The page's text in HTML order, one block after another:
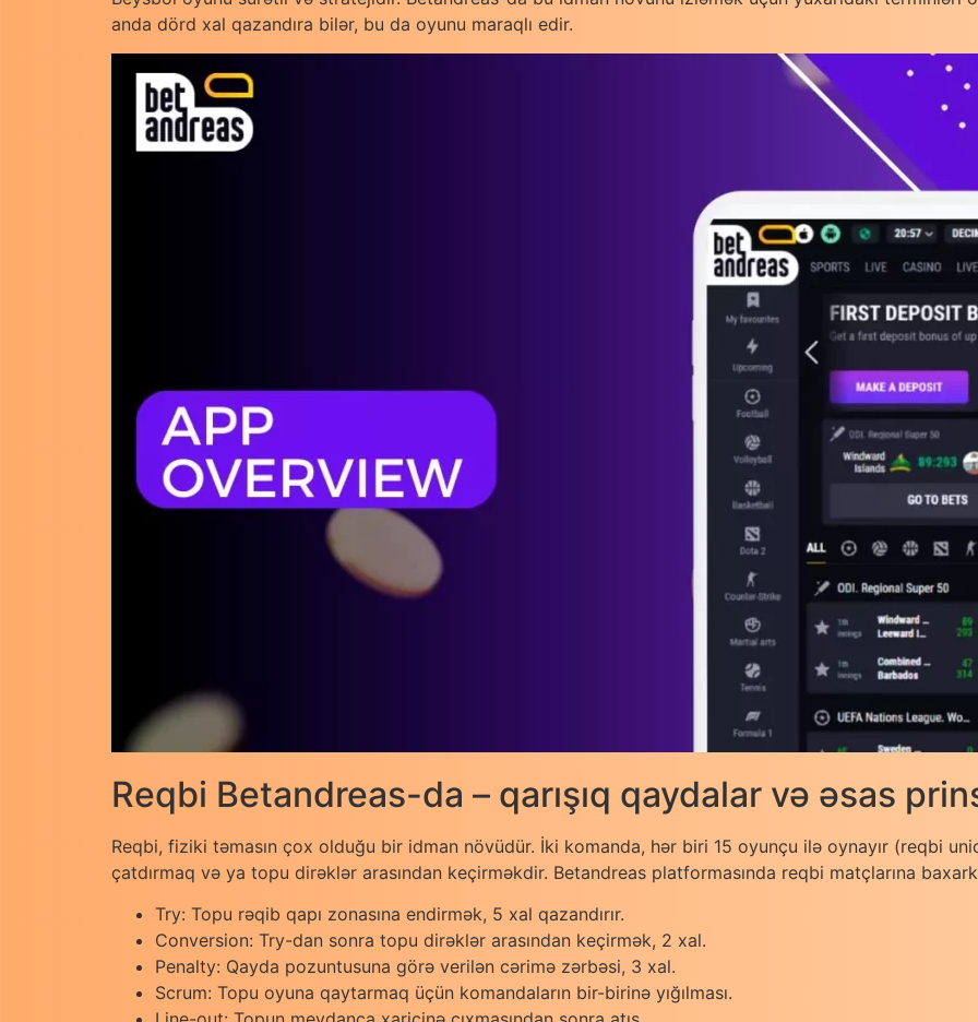
anda dörd xal qazandıra bilər, bu da oyunu maraqlı edir.
Reqbi Betandreas-da – qarışıq qaydalar və əsas
Reqbi, fiziki təmasın çox olduğu bir idman növüdür. İki komanda, hər biri 15 oyunçu ilə oynayır (reqbi
çatdırmaq və ya topu dirəklər arasından keçirməkdir. Betandreas platformasında reqbi matçlarına
Try: Topu rəqib qapı zonasına endirmək, 5 xal qazandırır.
Conversion: Try-dan sonra topu dirəklər arasından keçirmək, 2 xal.
Penalty: Qayda pozuntusuna görə verilən cərimə zərbəsi, 3 xal.
Scrum: Topu oyuna qaytarmaq üçün komandaların bir-birinə yığılması.